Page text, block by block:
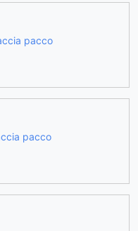
pacco
pacco